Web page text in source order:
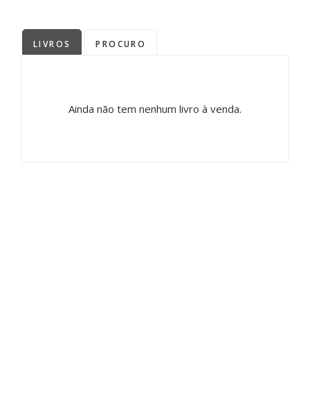
LIVROS PROCURO
Ainda não tem nenhum livro à venda.